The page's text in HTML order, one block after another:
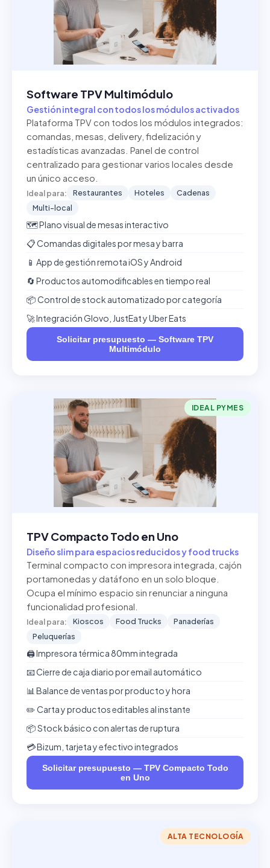
Software TPV Multimódulo
Gestión integral con todos los módulos activados
Plataforma TPV con todos los módulos integrados:
comandas, mesas, delivery, fidelización y
estadísticas avanzadas. Panel de control
centralizado para gestionar varios locales desde
un único acceso.
Ideal para: Restaurantes Hoteles
Cadenas
Multi-local
🗺️ Plano visual de mesas interactivo
📋 Comandas digitales por mesa y barra
📱 App de gestión remota iOS y Android
🔄 Productos automodificables en tiempo real
📦 Control de stock automatizado por categoría
🚀 Integración Glovo, JustEat y Uber Eats
Solicitar presupuesto — Software TPV
Multimódulo
IDEAL PYMES
TPV Compacto Todo en Uno
Diseño slim para espacios reducidos y food trucks
Terminal compacto con impresora integrada, cajón
portamonedas y datáfono en un solo bloque.
Ocupa el mínimo espacio sin renunciar a ninguna
funcionalidad profesional.
Ideal para: Kioscos Food Trucks
Panaderías
Peluquerías
🖨️ Impresora térmica 80mm integrada
📧 Cierre de caja diario por email automático
📊 Balance de ventas por producto y hora
✏️ Carta y productos editables al instante
📦 Stock básico con alertas de ruptura
💳 Bizum, tarjeta y efectivo integrados
Solicitar presupuesto — TPV Compacto Todo
en Uno
ALTA TECNOLOGÍA